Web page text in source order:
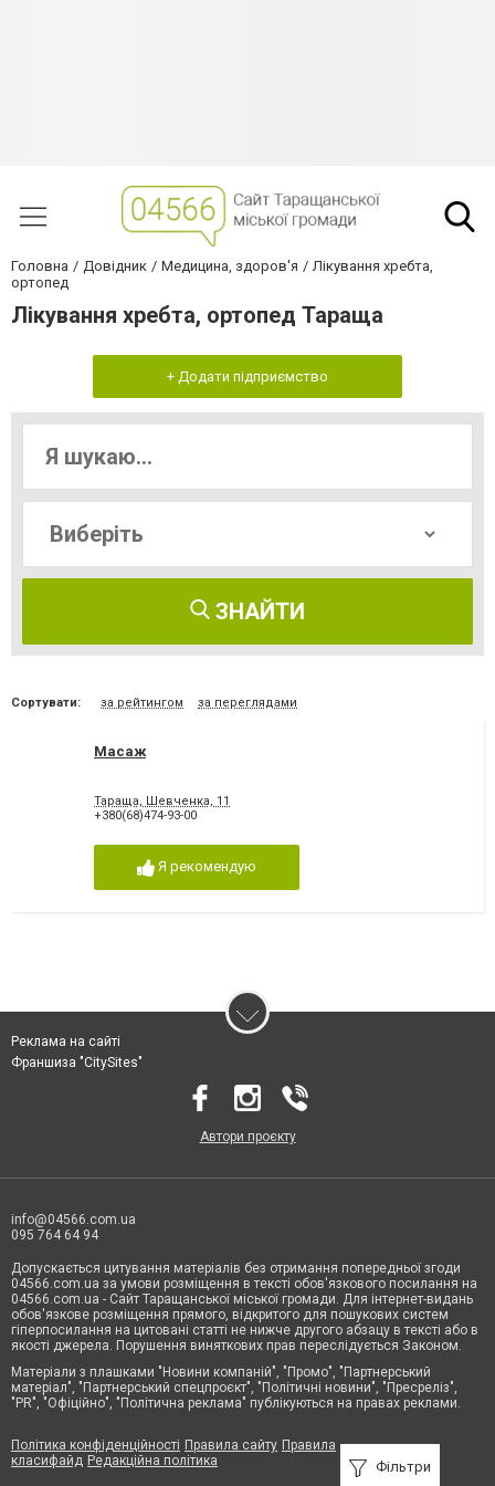
Головна Довідник Медицина, здоров'я
Лікування хребта,
ортопед
Лікування хребта, ортопед Тараща
+ Додати підприємство
ЗНАЙТИ
Сортувати: за рейтингом за переглядами
Масаж
Тараща, Шевченка, 11
+380(68)474-93-00
Я рекомендую
Фільтри
Реклама на сайті
Франшиза "CitySites"
Автори проєкту
info@04566.com.ua
095 764 64 94
Допускається цитування матеріалів без отримання попередньої згоди
04566.com.ua за умови розміщення в тексті обов'язкового посилання на
04566.com.ua - Cайт Таращанської міської громади. Для інтернет-видань
обов'язкове розміщення прямого, відкритого для пошукових систем
гіперпосилання на цитовані статті не нижче другого абзацу в тексті або в
якості джерела. Порушення виняткових прав переслідується Законом.
Матеріали з плашками "Новини компаній", "Промо", "Партнерський
матеріал", "Партнерський спецпроєкт", "Політичні новини", "Пресреліз",
"PR", "Офіційно", "Політична реклама" публікуються на правах реклами.
Політика конфіденційності Правила сайту Правила
класифайд Редакційна політика